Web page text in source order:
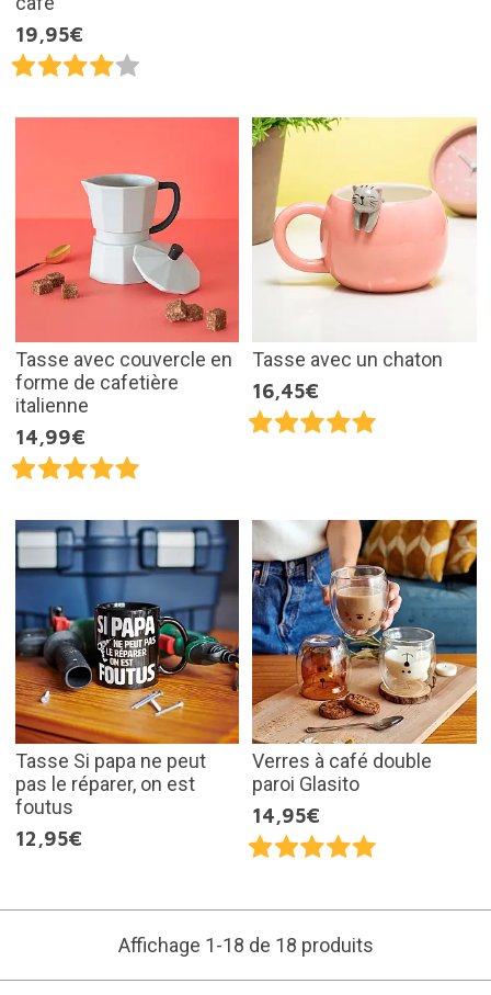
19,95€
Tasse avec couvercle en
forme de cafetière
italienne
14,99€
Tasse avec un chaton
16,45€
Tasse Si papa ne peut
pas le réparer, on est
foutus
12,95€
Verres à café double
paroi Glasito
14,95€
Affichage 1-18 de 18 produits